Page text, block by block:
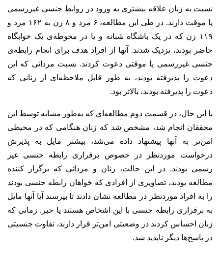
نسبت به زنان علاقه بیشتری به ورود در روابط جنسی غیررسمی
یا موقت دارند. در طی این مطالعه، ۶ مرد و ۸ زن به ۱۶۲ مرد و
۱۱۹ زن که در یک باشگاه شبانه و یا در محوطه‌ی یک خوابگاه
حاضر بودند، نزدیک شدند. آنها از افراد هدف برای انجام رابطه‌ی
جنسی غیررسمی یا موقتی دعوت کردند. نسبت مردانی که این
دعوت را پذیرفته بودند، به طور قابل ملاحظه‌ای از زنانی که
دعوت را پذیرفته بودند، بالاتر بود.
با این حال، در قسمت دوم مطالعه‌ای که به‌طور مشابه توسط این
محققان انجام شد، مشخص شد که زنان هنگامی که در محیطی
امن‌تر به آنها پیشنهاد داده می‌شد، بیشتر مایل به پذیرش
درخواست موردنظر در خصوص برقراری رابطه جنسی غیر
رسمی بودند. در این حالت، زنان و مردانی که برگزار کننده‌
مطالعه بودند، تصاویری از افرادی که خواهان رابطه‌ جنسی بودند
را به افراد موردنظر در مطالعه نشان دادند تا بپرسند آیا آنها مایل
به برقراری رابطه‌ جنسی با این اشخاص هستند یا خیر. زمانی که
زنان احساس کردند در وضعیتی امن‌تر قرار دارند، تفاوت جنسیتی
در پاسخ‌ها دیگر ناپدید شد.